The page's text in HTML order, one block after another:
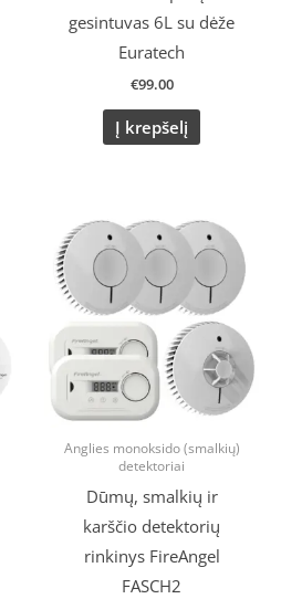
gesintuvas 6L su dėže
Euratech
€99.00
Į krepšelį
Anglies monoksido (smalkių)
detektoriai
Dūmų, smalkių ir
karščio detektorių
rinkinys FireAngel
FASCH2